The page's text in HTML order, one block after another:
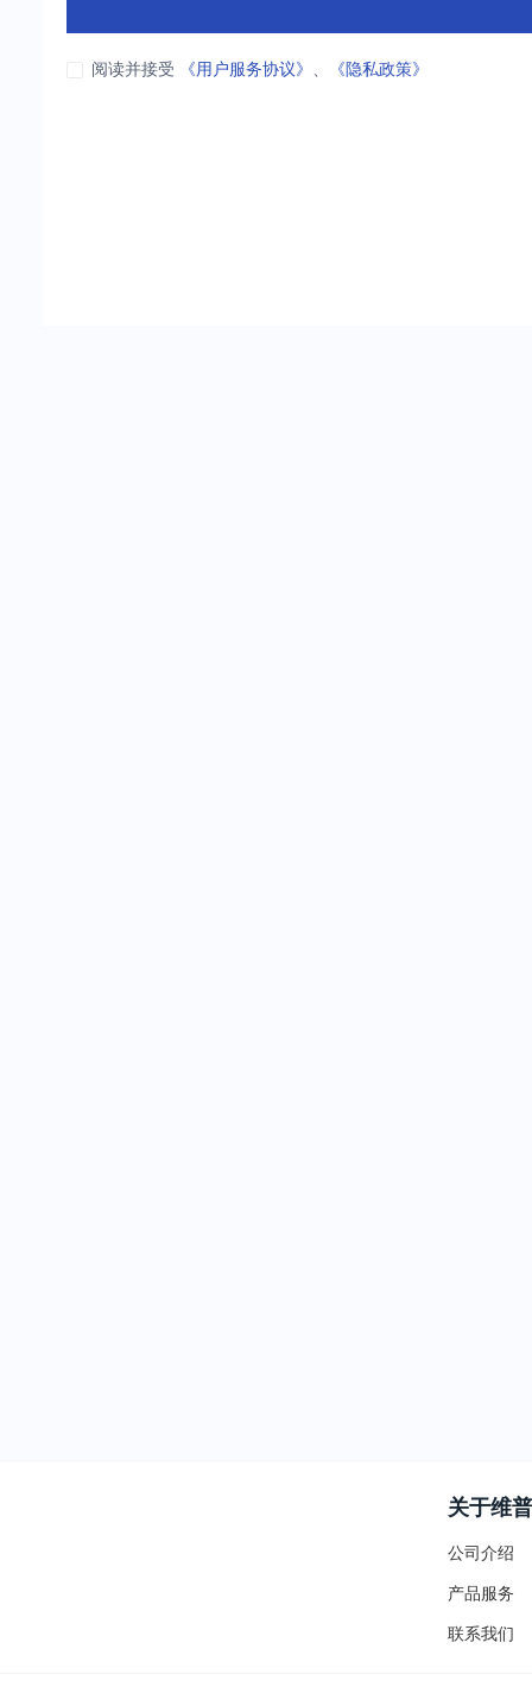
阅读并接受 《用户服务协议》 、 《隐私政策》
关于维普
公司介绍
产品服务
联系我们